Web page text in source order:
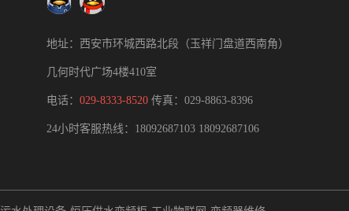
地址：西安市环城西路北段（玉祥门盘道西南角）
几何时代广场4楼410室
电话： 029-8333-8520 传真：029-8863-8396
24小时客服热线： 18092687103 18092687106